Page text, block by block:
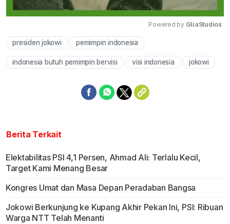
Powered by GliaStudios
presiden jokowi pemimpin indonesia
indonesia butuh pemimpin bervisi visi indonesia jokowi
Berita Terkait
Elektabilitas PSI 4,1 Persen, Ahmad Ali: Terlalu Kecil,
Target Kami Menang Besar
Kongres Umat dan Masa Depan Peradaban Bangsa
Jokowi Berkunjung ke Kupang Akhir Pekan Ini, PSI: Ribuan
Warga NTT Telah Menanti